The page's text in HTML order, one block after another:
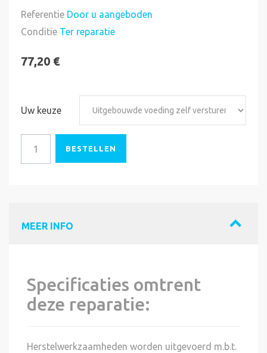
Referentie Door u aangeboden
Conditie Ter reparatie
77,20 €
Uw keuze
BESTELLEN
MEER INFO
Specificaties omtrent
deze reparatie:
Herstelwerkzaamheden worden uitgevoerd m.b.t.